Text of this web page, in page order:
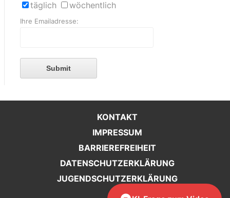
täglich wöchentlich
Ihre Emailadresse:
Submit
KONTAKT
IMPRESSUM
BARRIEREFREIHEIT
DATENSCHUTZERKLÄRUNG
JUGENDSCHUTZERKLÄRUNG